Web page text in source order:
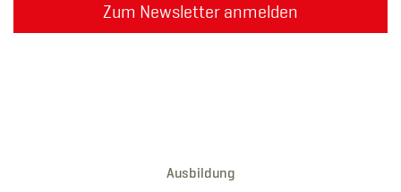
Zum Newsletter anmelden
Ausbildung